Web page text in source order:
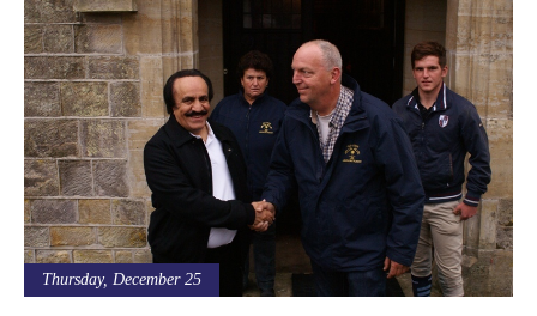
Thursday, December 25